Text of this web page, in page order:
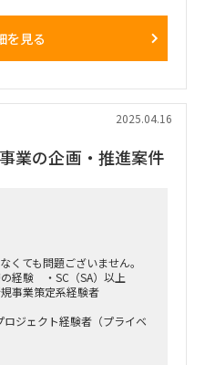
ブリット)、5週目以降はフィ
応じて継続判断）
を見る
2025.04.16
業の企画・推進案件
くても問題ございません。
経験 ・SC（SA）以上
事業策定系経験者
ジェクト経験者（プライベ